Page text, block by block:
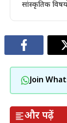
सांस्कृतिक
Join
और पढ़ें